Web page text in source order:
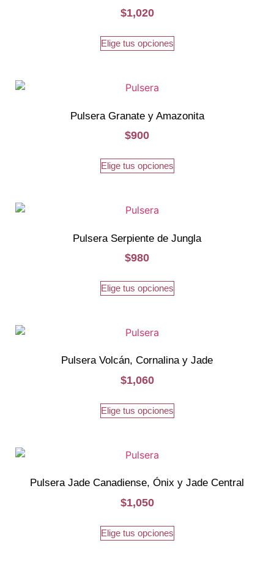
$1,020
Elige tus opciones
Pulsera Granate y Amazonita
$900
Elige tus opciones
Pulsera Serpiente de Jungla
$980
Elige tus opciones
Pulsera Volcán, Cornalina y Jade
$1,060
Elige tus opciones
Pulsera Jade Canadiense, Ónix y Jade Central
$1,050
Elige tus opciones